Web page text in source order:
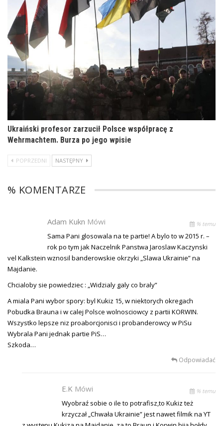
Ukraiński profesor zarzucił Polsce współpracę z
Wehrmachtem. Burza po jego wpisie
POPRZEDNI NASTĘPNY
% KOMENTARZE
Adam Kukn Mówi % temu
Sama Pani glosowala na te partie! A bylo to w 2015 r. –
rok po tym jak Naczelnik Panstwa Jaroslaw Kaczynski
vel Kalkstein wznosil banderowskie okrzyki „Slawa Ukrainie” na
Majdanie.
Chcialoby sie powiedziec : „Widzialy galy co braly”
A miala Pani wybor spory: byl Kukiz 15, w niektorych okregach
Pobudka Brauna i w calej Polsce wolnosciowcy z partii KORWIN.
Wszystko lepsze niz proaborcjonisci i probanderowcy w PiSu
Wybrala Pani jednak partie PiS…
Szkoda…
Odpowiadać
E.K Mówi % temu
Wyobraź sobie o ile to potrafisz,to Kukiz też
krzyczał „Chwała Ukrainie” jest nawet filmik na YT